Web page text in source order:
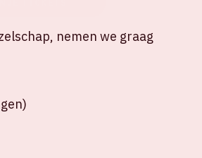
nemen we graag